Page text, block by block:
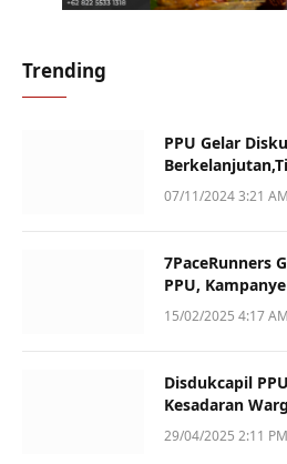
Trending
PPU Gelar
dan Kualitas
07/11/2024 3:21 AM
7PaceRunners
PPU,
Dukung UMKM
15/02/2025 4:17 AM
Disdukcapil
Kesadaran
Kematian
29/04/2025 2:11 PM